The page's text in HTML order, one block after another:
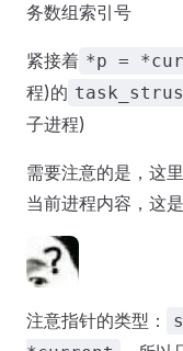
务数组索引号
紧接着 *p =
程)的
子进程)
需要注意的是，这
当前进程内容，这
注意指针的类型：